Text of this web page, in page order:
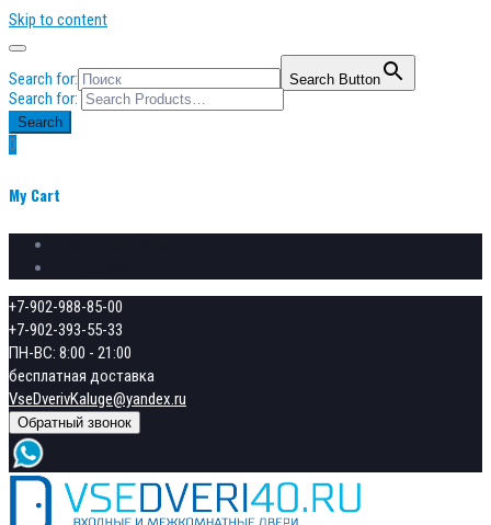
Skip to content
Search for: Search Button
Search for:
Search
0
My Cart
+7-902-988-85-00
+7-902-393-55-33
ПН-ВС: 8:00 - 21:00
бесплатная доставка
VseDverivKaluge@yandex.ru
Обратный звонок